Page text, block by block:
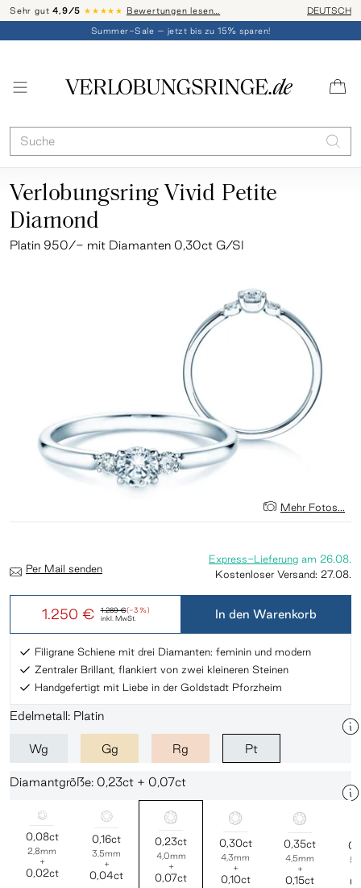
Sehr gut4,9/5 ★★★★★ Bewertungen lesen… Telefon-
DEUTSCH
Summer-Sale – jetzt bis zu 15% sparen!
Verlobungsring Vivid Petite
Diamond
Platin 950/- mit Diamanten 0,30ct G/SI
Mehr Fotos...
1.289 €(-3 %)
1.250 € inkl. MwSt.
Express-Lieferung am 26.08.
Kostenloser Versand: 27.08.
Per Mail senden
In den Warenkorb
Filigrane Schiene mit drei Diamanten: feminin und modern​
Zentraler Brillant, flankiert von zwei kleineren Steinen​
Handgefertigt mit Liebe in der Goldstadt Pforzheim​
Edelmetall: Platin
Wg Gg Rg Pt
Diamantgröße: 0,23ct + 0,07ct
0,08ct
2,8mm
+
0,02ct
0,16ct
3,5mm
+
0,04ct
0,23ct
4,0mm
+
0,07ct
0,30ct
4,3mm
+
0,10ct
0,35ct
4,5mm
+
0,15ct